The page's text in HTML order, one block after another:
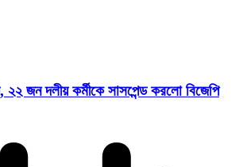
২২ জন দলীয় কর্মীকে সাসপেন্ড করলো বিজেপি